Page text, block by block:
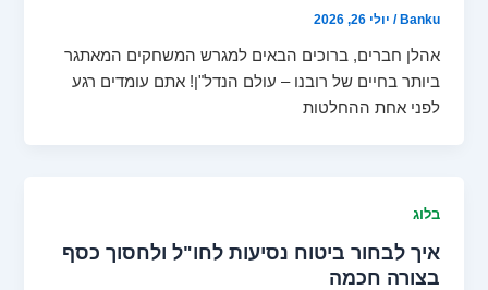
Banku
/ יולי 26, 2026
אהלן חברים, ברוכים הבאים למגרש המשחקים המאתגר
ביותר בחיים של רובנו – עולם הנדל"ן! אתם עומדים רגע
לפני אחת ההחלטות
בלוג
איך לבחור ביטוח נסיעות לחו"ל ולחסוך כסף
בצורה חכמה